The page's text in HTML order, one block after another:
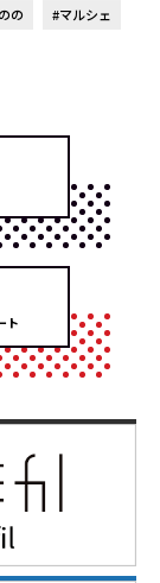
の #マルシェ
ト